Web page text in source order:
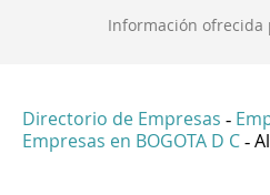
Información ofrecida
Directorio de Empresas -
Empresas en BOGOTA D C -